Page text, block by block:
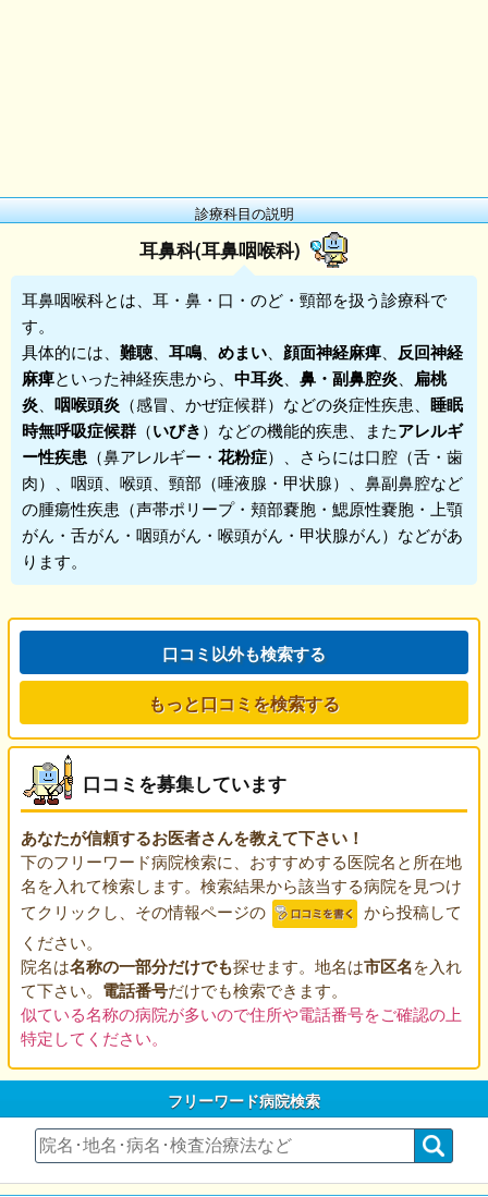
診療科目の説明
耳鼻科(耳鼻咽喉科)
耳鼻咽喉科とは、耳・鼻・口・のど・頸部を扱う診療科で
す。
具体的には、 難聴、 耳鳴 めまい 顔面神経麻痺
反回神経
麻痺といった神経疾患から、 中耳炎 鼻・副鼻腔炎
扁桃
炎
咽喉頭炎 （感冒、かぜ症候群）などの炎症性疾患、 睡眠
時無呼吸症候群 （いびき）などの機能的疾患、またアレルギ
ー性疾患 （鼻アレルギー・ 花粉症）、さらには口腔（舌・歯
肉）、咽頭、喉頭、頸部（唾液腺・甲状腺）、鼻副鼻腔など
の腫瘍性疾患（声帯ポリープ・頬部嚢胞・鰓原性嚢胞・上顎
がん・舌がん・咽頭がん・喉頭がん・甲状腺がん）などがあ
ります。
口コミ以外も検索する
もっと口コミを検索する
口コミを募集しています
あなたが信頼するお医者さんを教えて下さい！
下のフリーワード病院検索に、おすすめする医院名と所在地
名を入れて検索します。検索結果から該当する病院を見つけ
てクリックし、その情報ページの
から投稿して
ください。
院名は名称の一部分だけでも探せます。地名は市区名を入れ
て下さい。 電話番号だけでも検索できます。
似ている名称の病院が多いので住所や電話番号をご確認の上
特定してください。
フリーワード病院検索